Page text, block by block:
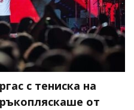
с тениска на
от